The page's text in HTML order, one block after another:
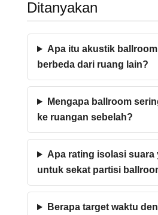
Ditanyakan
Apa itu akustik
berbeda dari ruang lain?
Mengapa ballroom
ke ruangan sebelah?
Apa rating isolasi suara
untuk sekat partisi
Berapa target waktu